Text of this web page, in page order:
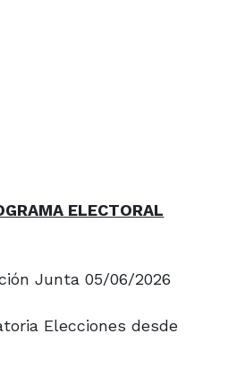
ELECTORAL
Junta 05/06/2026
Elecciones desde